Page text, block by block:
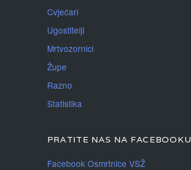
Cvjećari
Ugostitelji
Mrtvozornici
Župe
Razno
Statistika
PRATITE NAS NA FACEBOOKU
Facebook Osmrtnice VSŽ